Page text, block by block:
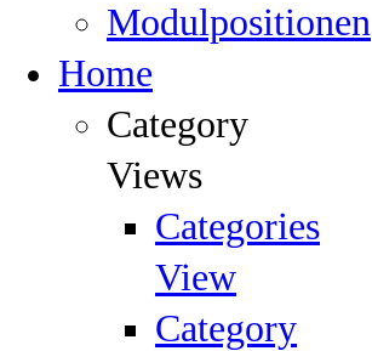
Modulpositionen
Home
Category
Views
Categories
View
Category